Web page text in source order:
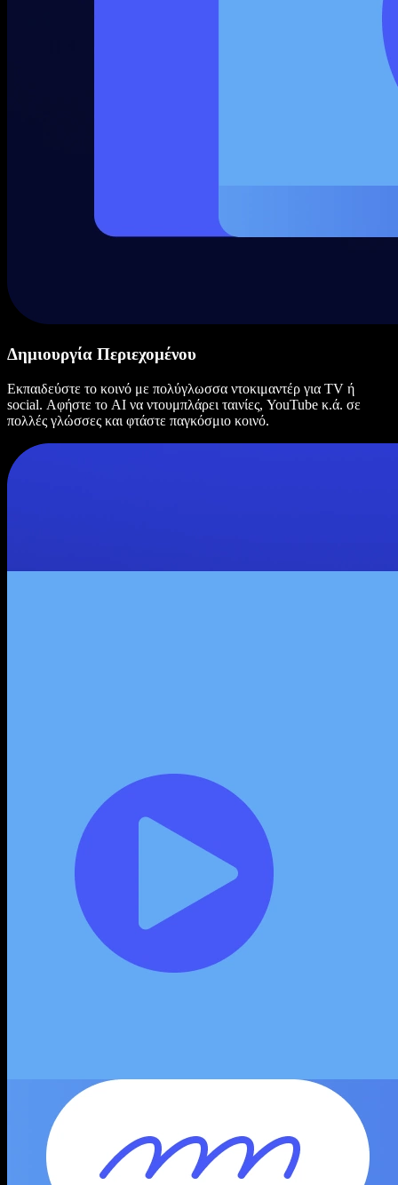
Δημιουργία Περιεχομένου
Εκπαιδεύστε το κοινό με πολύγλωσσα ντοκιμαντέρ για TV ή
social. Αφήστε το AI να ντουμπλάρει ταινίες, YouTube κ.ά. σε
πολλές γλώσσες και φτάστε παγκόσμιο κοινό.